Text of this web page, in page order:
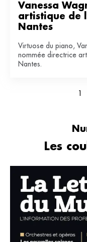
Vanessa
artistique de
Nantes
Virtuose du piano,
nommée directrice
Nantes.
1
Les